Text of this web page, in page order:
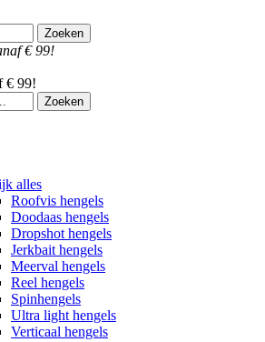
€ 99!
€ 99!
alles
Roofvis hengels
Doodaas hengels
Dropshot hengels
Jerkbait hengels
Meerval hengels
Reel hengels
Spinhengels
Ultra light hengels
Verticaal hengels